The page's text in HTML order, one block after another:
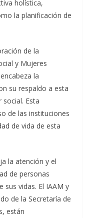
holística,
la planificación de
de la
y Mujeres
la
su respaldo a esta
Esta
de las instituciones
de vida de esta
la atención y el
de personas
sus vidas. El IAAM y
de la Secretaría de
están